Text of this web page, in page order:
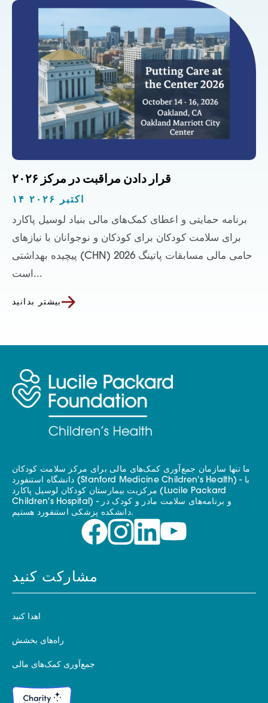
قرار دادن مراقبت در مرکز ۲۰۲۶
۱۴ اکتبر ۲۰۲۶
برنامه حمایتی و اعطای کمک‌های مالی بنیاد لوسیل پاکارد
برای سلامت کودکان برای کودکان و نوجوانان با نیازهای
پیچیده بهداشتی (CHN) حامی مالی مسابقات پاتینگ 2026
است...
بیشتر بدانید
ما تنها سازمان جمع‌آوری کمک‌های مالی برای مرکز سلامت کودکان
دانشگاه استنفورد (Stanford Medicine Children's Health) - با
مرکزیت بیمارستان کودکان لوسیل پاکارد (Lucile Packard
Children's Hospital) - و برنامه‌های سلامت مادر و کودک در
دانشکده پزشکی استنفورد هستیم.
مشارکت کنید
اهدا کنید
راه‌های بخشش
جمع‌آوری کمک‌های مالی